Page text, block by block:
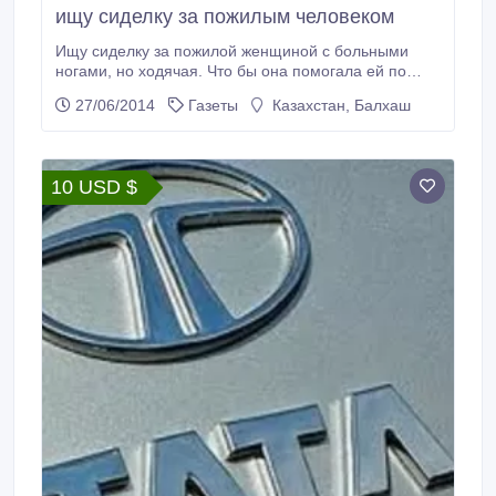
ищу сиделку за пожилым человеком
Ищу сиделку за пожилой женщиной с больными
ногами, но ходячая. Что бы она помогала ей по
27/06/2014
Газеты Казахстан, Балхаш
10 USD $